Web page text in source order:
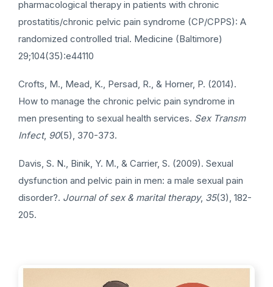
pharmacological therapy in patients with chronic
prostatitis/chronic pelvic pain syndrome (CP/CPPS): A
randomized controlled trial. Medicine (Baltimore)
29;104(35):e44110
Crofts, M., Mead, K., Persad, R., & Horner, P. (2014).
How to manage the chronic pelvic pain syndrome in
men presenting to sexual health services. Sex Transm
Infect, 90(5), 370-373.
Davis, S. N., Binik, Y. M., & Carrier, S. (2009). Sexual
dysfunction and pelvic pain in men: a male sexual pain
disorder?. Journal of sex & marital therapy, 35(3), 182-
205.